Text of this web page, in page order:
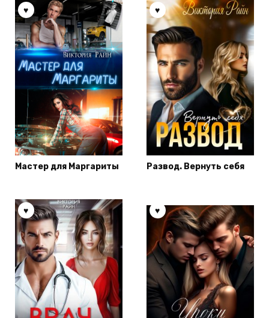
Мастер для Маргариты Развод. Вернуть себя